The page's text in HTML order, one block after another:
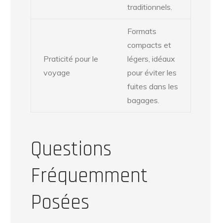
traditionnels.
Praticité pour le
voyage
Formats
compacts et
légers, idéaux
pour éviter les
fuites dans les
bagages.
Questions
Fréquemment
Posées